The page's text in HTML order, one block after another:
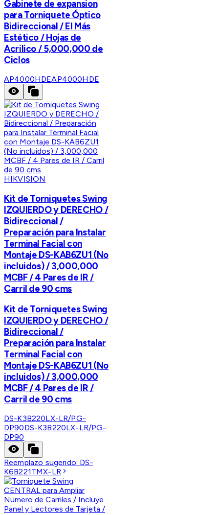
Gabinete de expansion
para Torniquete Óptico
Bidireccional / El Más
Estético / Hojas de
Acrilico / 5,000,000 de
Ciclos
AP4000HDEAP4000HDE
HIKVISION
Kit de Torniquetes Swing
IZQUIERDO y DERECHO /
Bidireccional /
Preparación para Instalar
Terminal Facial con
Montaje DS-KAB6ZU1 (No
incluidos) / 3,000,000
MCBF / 4 Pares de IR /
Carril de 90 cms
Kit de Torniquetes Swing
IZQUIERDO y DERECHO /
Bidireccional /
Preparación para Instalar
Terminal Facial con
Montaje DS-KAB6ZU1 (No
incluidos) / 3,000,000
MCBF / 4 Pares de IR /
Carril de 90 cms
DS-K3B220LX-LR/PG-
DP90DS-K3B220LX-LR/PG-
DP90
Reemplazo sugerido: DS-
K6B221TMX-LR